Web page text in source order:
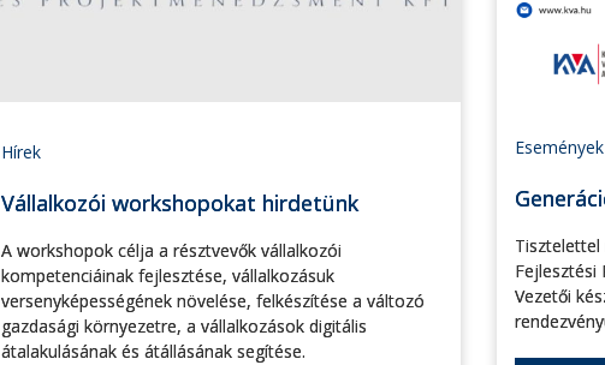
Hírek
Vállalkozói workshopokat hirdetünk
A workshopok célja a résztvevők vállalkozói
kompetenciáinak fejlesztése, vállalkozásuk
versenyképességének növelése, felkészítése a változó
gazdasági környezetre, a vállalkozások digitális
átalakulásának és átállásának segítése.
Események
Fejlesztési
Vezetői